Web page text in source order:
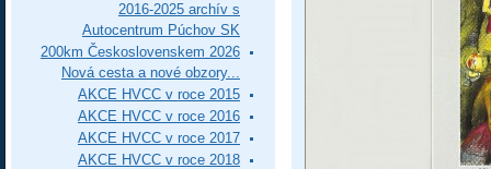
2016-2025 archív s
Autocentrum Púchov SK
200km Československem 2026
Nová cesta a nové obzory...
AKCE HVCC v roce 2015
AKCE HVCC v roce 2016
AKCE HVCC v roce 2017
AKCE HVCC v roce 2018